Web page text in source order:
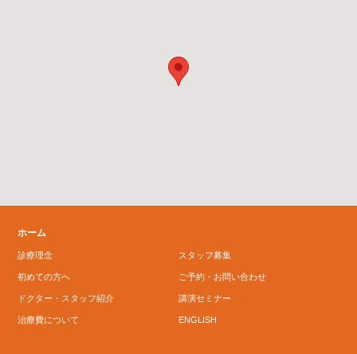
ホーム
診療理念
初めての方へ
ドクター・スタッフ紹介
治療費について
スタッフ募集
ご予約・お問い合わせ
講演セミナー
ENGLISH